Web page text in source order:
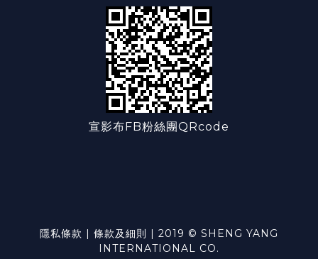
宣影布FB粉絲團QRcode
隱私條款 | 條款及細則 | 2019 © SHENG YANG
INTERNATIONAL CO.